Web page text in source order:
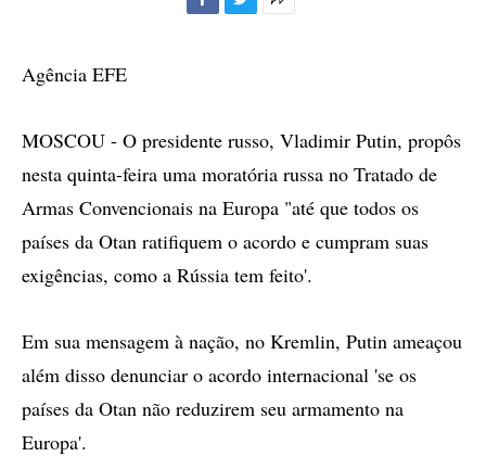
Agência EFE
MOSCOU - O presidente russo, Vladimir Putin, propôs
nesta quinta-feira uma moratória russa no Tratado de
Armas Convencionais na Europa "até que todos os
países da Otan ratifiquem o acordo e cumpram suas
exigências, como a Rússia tem feito'.
Em sua mensagem à nação, no Kremlin, Putin ameaçou
além disso denunciar o acordo internacional 'se os
países da Otan não reduzirem seu armamento na
Europa'.